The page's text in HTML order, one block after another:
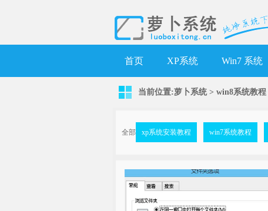
首页 XP系统 Win7 系统
当前位置:萝卜系统> win8系统教程
全部 xp系统安装教程 win7系统教程